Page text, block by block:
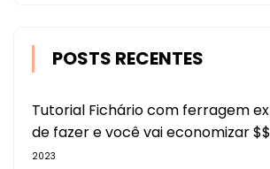
POSTS RECENTES
Tutorial Fichário com ferragem
de fazer e você vai economizar $$
2023